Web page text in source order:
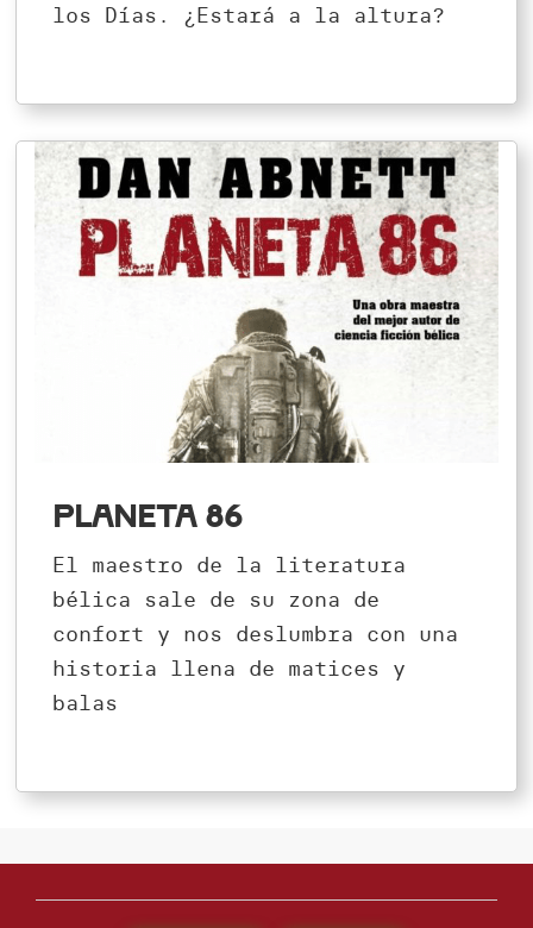
los Días. ¿Estará a la altura?
Planeta 86
El maestro de la literatura
bélica sale de su zona de
confort y nos deslumbra con una
historia llena de matices y
balas